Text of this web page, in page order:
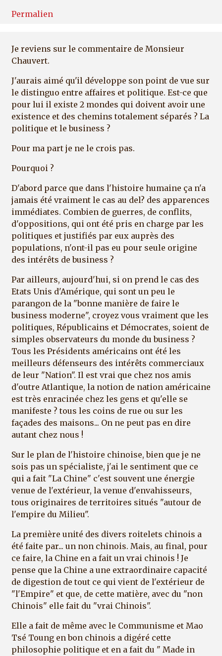
Permalien
Je reviens sur le commentaire de Monsieur
Chauvert.
J'aurais aimé qu'il développe son point de vue sur
le distinguo entre affaires et politique. Est-ce que
pour lui il existe 2 mondes qui doivent avoir une
existence et des chemins totalement séparés ? La
politique et le business ?
Pour ma part je ne le crois pas.
Pourquoi ?
D'abord parce que dans l'histoire humaine ça n'a
jamais été vraiment le cas au del? des apparences
immédiates. Combien de guerres, de conflits,
d'oppositions, qui ont été pris en charge par les
politiques et justifiés par eux auprès des
populations, n'ont-il pas eu pour seule origine
des intérêts de business ?
Par ailleurs, aujourd'hui, si on prend le cas des
Etats Unis d'Amérique, qui sont un peu le
parangon de la "bonne manière de faire le
business moderne", croyez vous vraiment que les
politiques, Républicains et Démocrates, soient de
simples observateurs du monde du business ?
Tous les Présidents américains ont été les
meilleurs défenseurs des intérêts commerciaux
de leur "Nation". Il est vrai que chez nos amis
d'outre Atlantique, la notion de nation américaine
est très enracinée chez les gens et qu'elle se
manifeste ? tous les coins de rue ou sur les
façades des maisons... On ne peut pas en dire
autant chez nous !
Sur le plan de l'histoire chinoise, bien que je ne
sois pas un spécialiste, j'ai le sentiment que ce
qui a fait "La Chine" c'est souvent une énergie
venue de l'extérieur, la venue d'envahisseurs,
tous originaires de territoires situés "autour de
l'empire du Milieu".
La première unité des divers roitelets chinois a
été faite par... un non chinois. Mais, au final, pour
ce faire, la Chine en a fait un vrai chinois ! Je
pense que la Chine a une extraordinaire capacité
de digestion de tout ce qui vient de l'extérieur de
"l'Empire" et que, de cette matière, avec du "non
Chinois" elle fait du "vrai Chinois".
Elle a fait de même avec le Communisme et Mao
Tsé Toung en bon chinois a digéré cette
philosophie politique et en a fait du " Made in